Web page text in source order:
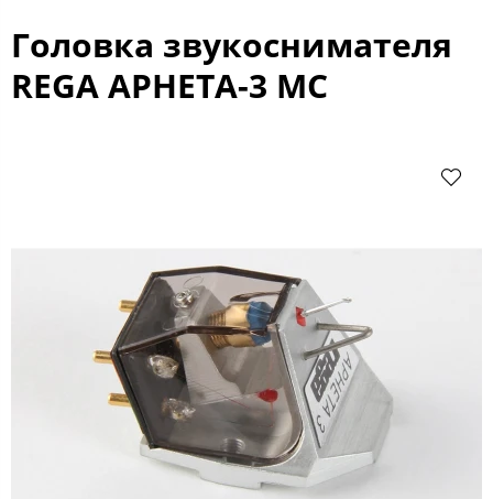
Головка звукоснимателя
REGA APHETA-3 MC